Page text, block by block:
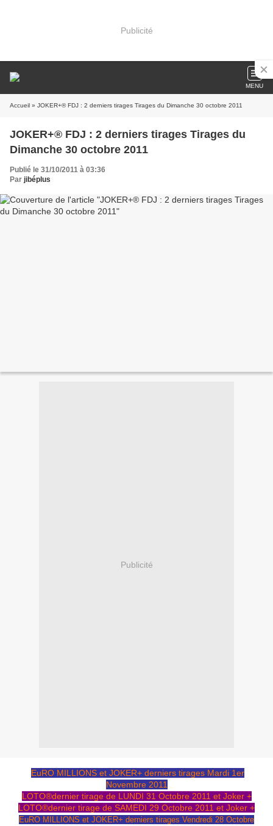
Publicité
MENU
Accueil » JOKER+® FDJ : 2 derniers tirages Tirages du Dimanche 30 octobre 2011
JOKER+® FDJ : 2 derniers tirages Tirages du
Dimanche 30 octobre 2011
Publié le 31/10/2011 à 03:36
Par jibéplus
Publicité
EuRO MILLIONS et JOKER+ derniers tirages Mardi 1er
Novembre 2011
LOTO®dernier tirage de LUNDI 31 Octobre 2011 et Joker +
LOTO®dernier tirage de SAMEDI 29 Octobre 2011 et Joker +
EuRO MILLIONS et JOKER+ derniers tirages Vendredi 28 Octobre